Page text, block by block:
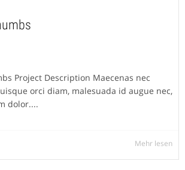
Project Description Maecenas nec
orci diam, malesuada id augue nec,
dolor....
Mehr lesen